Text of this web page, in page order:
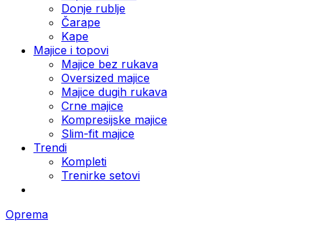
Donje rublje
Čarape
Kape
Majice i topovi
Majice bez rukava
Oversized majice
Majice dugih rukava
Crne majice
Kompresijske majice
Slim-fit majice
Trendi
Kompleti
Trenirke setovi
Oprema